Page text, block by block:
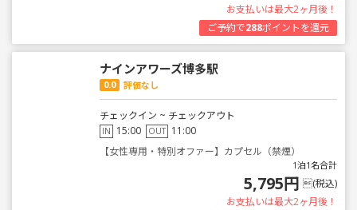
お支払いは最大2ヶ月後！
ご予約で288ポイントを還元
ナインアワーズ博多駅
0.0 評価なし
チェックイン ~ チェックアウト
IN 15:00 OUT 11:00
【女性専用・特別オファー】カプセル（禁煙）
1泊1名合計
5,795円 (税込)
お支払いは最大2ヶ月後！